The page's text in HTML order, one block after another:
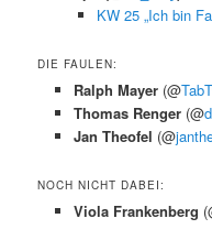
KW 25 „Ich bin
DIE FAULEN:
Ralph Mayer (@
Thomas Renger (@
Jan Theofel (@
NOCH NICHT DABEI:
Viola Frankenberg